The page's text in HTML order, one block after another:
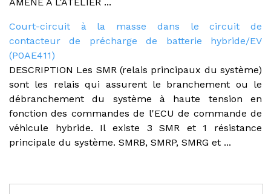
Court-circuit à la masse dans le circuit de
contacteur de précharge de batterie hybride/EV
(P0AE411)
DESCRIPTION Les SMR (relais principaux du système)
sont les relais qui assurent le branchement ou le
débranchement du système à haute tension en
fonction des commandes de l'ECU de commande de
véhicule hybride. Il existe 3 SMR et 1 résistance
principale du système. SMRB, SMRP, SMRG et ...